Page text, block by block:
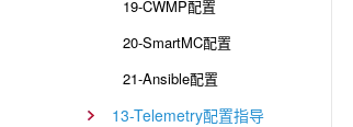
19-CWMP配置
20-SmartMC配置
21-Ansible配置
13-Telemetry配置指导